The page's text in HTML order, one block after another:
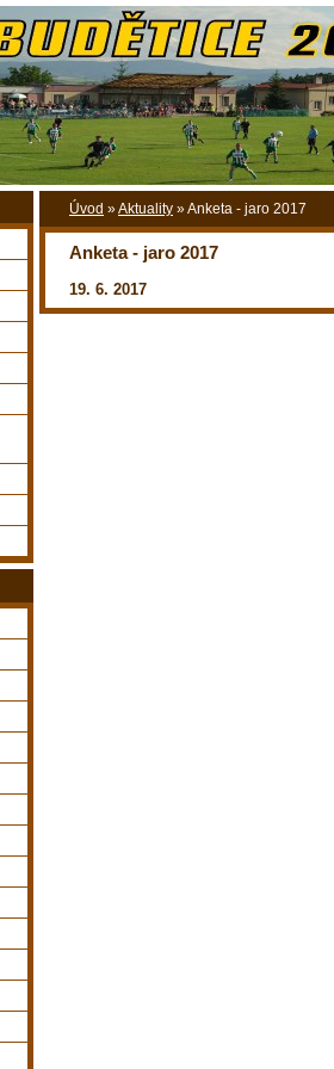
Úvod »Aktuality »Anketa - jaro 2017
Anketa - jaro 2017
19. 6. 2017